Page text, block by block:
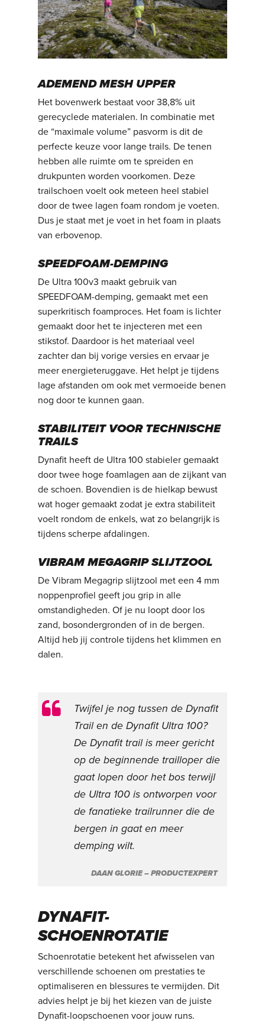
ADEMEND MESH UPPER
Het bovenwerk bestaat voor 38,8% uit
gerecyclede materialen. In combinatie met
de “maximale volume” pasvorm is dit de
perfecte keuze voor lange trails. De tenen
hebben alle ruimte om te spreiden en
drukpunten worden voorkomen. Deze
trailschoen voelt ook meteen heel stabiel
door de twee lagen foam rondom je voeten.
Dus je staat met je voet in het foam in plaats
van erbovenop.
SPEEDFOAM-DEMPING
De Ultra 100v3 maakt gebruik van
SPEEDFOAM-demping, gemaakt met een
superkritisch foamproces. Het foam is lichter
gemaakt door het te injecteren met een
stikstof. Daardoor is het materiaal veel
zachter dan bij vorige versies en ervaar je
meer energieteruggave. Het helpt je tijdens
lage afstanden om ook met vermoeide benen
nog door te kunnen gaan.
STABILITEIT VOOR TECHNISCHE
TRAILS
Dynafit heeft de Ultra 100 stabieler gemaakt
door twee hoge foamlagen aan de zijkant van
de schoen. Bovendien is de hielkap bewust
wat hoger gemaakt zodat je extra stabiliteit
voelt rondom de enkels, wat zo belangrijk is
tijdens scherpe afdalingen.
VIBRAM MEGAGRIP SLIJTZOOL
De Vibram Megagrip slijtzool met een 4 mm
noppenprofiel geeft jou grip in alle
omstandigheden. Of je nu loopt door los
zand, bosondergronden of in de bergen.
Altijd heb jij controle tijdens het klimmen en
dalen.
Twijfel je nog tussen de Dynafit
Trail en de Dynafit Ultra 100?
De Dynafit trail is meer gericht
op de beginnende trailloper die
gaat lopen door het bos terwijl
de Ultra 100 is ontworpen voor
de fanatieke trailrunner die de
bergen in gaat en meer
demping wilt.
DAAN GLORIE – PRODUCTEXPERT
DYNAFIT-
SCHOENROTATIE
Schoenrotatie betekent het afwisselen van
verschillende schoenen om prestaties te
optimaliseren en blessures te vermijden. Dit
advies helpt je bij het kiezen van de juiste
Dynafit-loopschoenen voor jouw runs.